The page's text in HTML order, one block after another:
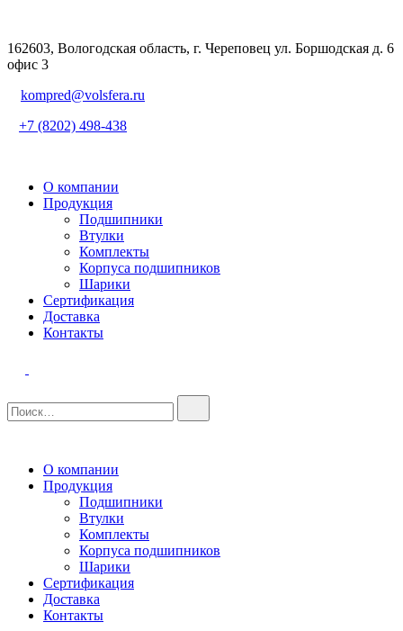
162603, Вологодская область, г. Череповец ул. Боршодская д. 6
офис 3
kompred@volsfera.ru
+7 (8202) 498-438
О компании
Продукция
Подшипники
Втулки
Комплекты
Корпуса подшипников
Шарики
Сертификация
Доставка
Контакты
О компании
Продукция
Подшипники
Втулки
Комплекты
Корпуса подшипников
Шарики
Сертификация
Доставка
Контакты